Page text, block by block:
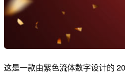
这是一款由紫色流体数字设计的